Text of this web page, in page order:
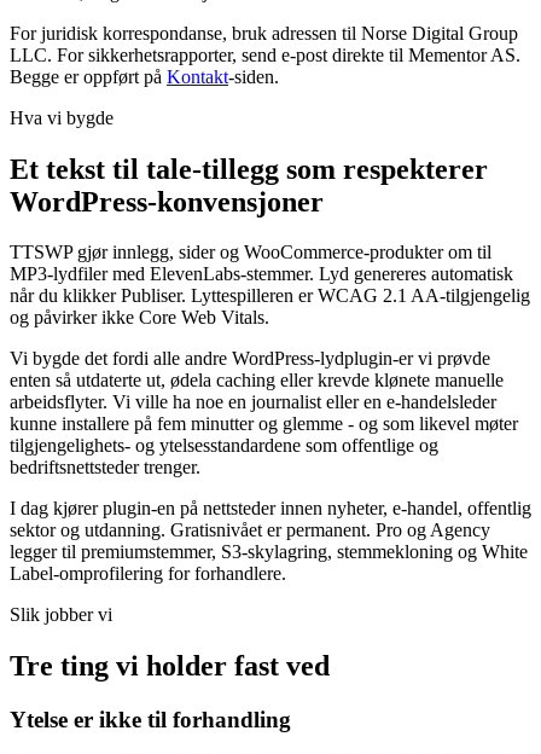
For juridisk korrespondanse, bruk adressen til Norse Digital Group
LLC. For sikkerhetsrapporter, send e-post direkte til Mementor AS.
Begge er oppført på Kontakt-siden.
Hva vi bygde
Et tekst til tale-tillegg som respekterer
WordPress-konvensjoner
TTSWP gjør innlegg, sider og WooCommerce-produkter om til
MP3-lydfiler med ElevenLabs-stemmer. Lyd genereres automatisk
når du klikker Publiser. Lyttespilleren er WCAG 2.1 AA-tilgjengelig
og påvirker ikke Core Web Vitals.
Vi bygde det fordi alle andre WordPress-lydplugin-er vi prøvde
enten så utdaterte ut, ødela caching eller krevde klønete manuelle
arbeidsflyter. Vi ville ha noe en journalist eller en e-handelsleder
kunne installere på fem minutter og glemme - og som likevel møter
tilgjengelighets- og ytelsesstandardene som offentlige og
bedriftsnettsteder trenger.
I dag kjører plugin-en på nettsteder innen nyheter, e-handel, offentlig
sektor og utdanning. Gratisnivået er permanent. Pro og Agency
legger til premiumstemmer, S3-skylagring, stemmekloning og White
Label-omprofilering for forhandlere.
Slik jobber vi
Tre ting vi holder fast ved
Ytelse er ikke til forhandling